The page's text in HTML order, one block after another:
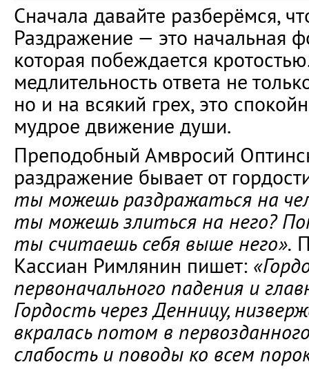
Сначала давайте разберёмся,
Раздражение — это начальная
которая побеждается
медлительность ответа не
но и на всякий грех, это
мудрое движение души.
Преподобный Амвросий
раздражение бывает от
ты можешь раздражаться на
ты можешь злиться на него?
ты считаешь себя выше него».
Кассиан Римлянин пишет:
первоначального падения и
Гордость через Денницу,
вкралась потом в
слабость и поводы ко всем